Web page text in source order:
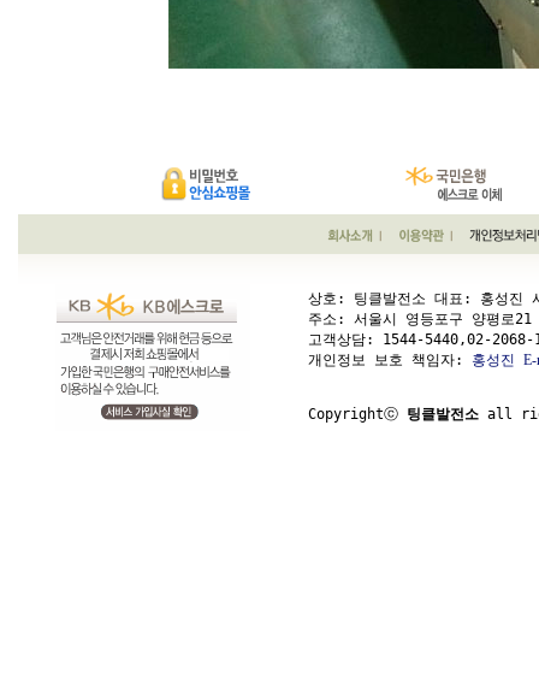
상호: 팅클발전소 대표: 홍성
주소: 서울시 영등포구 양평
고객상담: 1544-5440,02-
개인정보 보호 책임자: 홍성진
Copyrightⓒ 팅클발전소 all